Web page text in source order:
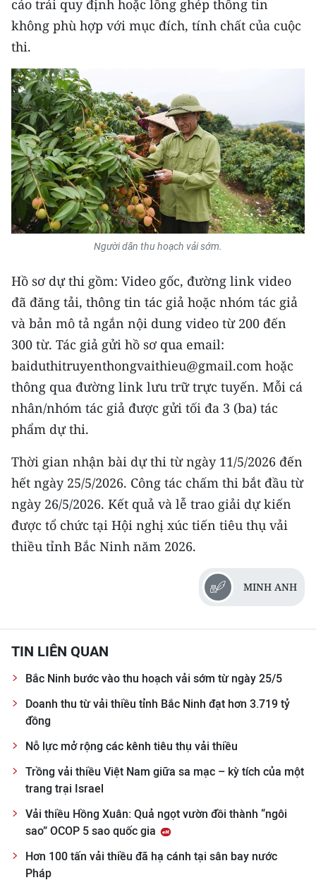
CHUYÊN ĐỀ
VỀ BÁO NHÂN DÂN
THỜI NAY
NHÂN DÂN CUỐI TUẦN
NHÂN DÂN HẰNG THÁNG
ĐỌC BÁO IN
ENGLISH
中文
FRANÇAIS
РУССКИЙ
ESPAÑOL
한국어
cáo trái quy định hoặc lồng ghép thông tin
không phù hợp với mục đích, tính chất của cuộc
thi.
Người dân thu hoạch vải sớm.
Hồ sơ dự thi gồm: Video gốc, đường link video
đã đăng tải, thông tin tác giả hoặc nhóm tác giả
và bản mô tả ngắn nội dung video từ 200 đến
300 từ. Tác giả gửi hồ sơ qua email:
baiduthitruyenthongvaithieu@gmail.com hoặc
thông qua đường link lưu trữ trực tuyến. Mỗi cá
nhân/nhóm tác giả được gửi tối đa 3 (ba) tác
phẩm dự thi.
Thời gian nhận bài dự thi từ ngày 11/5/2026 đến
hết ngày 25/5/2026. Công tác chấm thi bắt đầu từ
ngày 26/5/2026. Kết quả và lễ trao giải dự kiến
được tổ chức tại Hội nghị xúc tiến tiêu thụ vải
thiều tỉnh Bắc Ninh năm 2026.
MINH ANH
TIN LIÊN QUAN
Bắc Ninh bước vào thu hoạch vải sớm từ ngày 25/5
Doanh thu từ vải thiều tỉnh Bắc Ninh đạt hơn 3.719 tỷ
đồng
Nỗ lực mở rộng các kênh tiêu thụ vải thiều
Trồng vải thiều Việt Nam giữa sa mạc – kỳ tích của một
trang trại Israel
Vải thiều Hồng Xuân: Quả ngọt vườn đồi thành “ngôi
sao” OCOP 5 sao quốc gia
Hơn 100 tấn vải thiều đã hạ cánh tại sân bay nước
Pháp